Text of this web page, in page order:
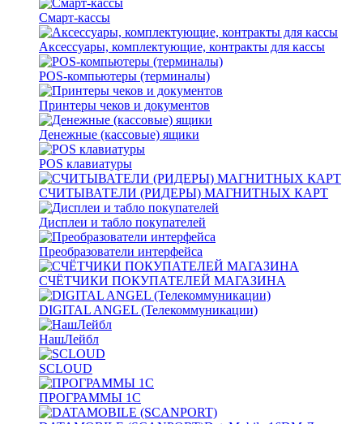
Смарт-кассы
Аксессуары, комплектующие, контракты для кассы
POS-компьютеры (терминалы)
Принтеры чеков и документов
Денежные (кассовые) ящики
POS клавиатуры
СЧИТЫВАТЕЛИ (РИДЕРЫ) МАГНИТНЫХ КАРТ
Дисплеи и табло покупателей
Преобразователи интерфейса
СЧЁТЧИКИ ПОКУПАТЕЛЕЙ МАГАЗИНА
DIGITAL ANGEL (Телекоммуникации)
НашЛейбл
SCLOUD
ПРОГРАММЫ 1С